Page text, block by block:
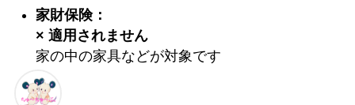
家財保険：
× 適用されません
家の中の家具などが対象です